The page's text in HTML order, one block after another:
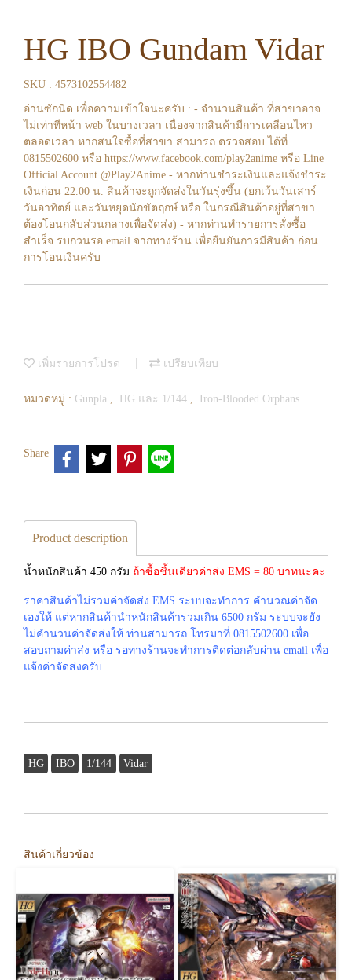
HG IBO Gundam Vidar
SKU : 4573102554482
อ่านซักนิด เพื่อความเข้าใจนะครับ : - จำนวนสินค้า ที่สาขาอาจ
ไม่เท่าทีหน้า web ในบางเวลา เนื่องจากสินค้ามีการเคลือนไหว
ตลอดเวลา หากสนใจซื้อที่สาขา สามารถ ตรวจสอบ ได้ที่
0815502600 หรือ https://www.facebook.com/play2anime หรือ Line
Official Account @Play2Anime - หากท่านชำระเงินและแจ้งชำระ
เงินก่อน 22.00 น. สินค้าจะถูกจัดส่งในวันรุ่งขึ้น (ยกเว้นวันเสาร์
วันอาทิตย์ และวันหยุดนักขัตฤกษ์ หรือ ในกรณีสินค้าอยู่ที่สาขา
ต้องโอนกลับส่วนกลางเพื่อจัดส่ง) - หากท่านทำรายการสั่งซื้อ
สำเร็จ รบกวนรอ email จากทางร้าน เพื่อยืนยันการมีสินค้า ก่อน
การโอนเงินครับ
เพิ่มรายการโปรด เปรียบเทียบ
หมวดหมู่ : Gunpla , HG และ 1/144 , Iron-Blooded Orphans
Share
Product description
น้ำหนักสินค้า 450 กรัม ถ้าซื้อชิ้นเดียวค่าส่ง EMS = 80 บาทนะคะ
ราคาสินค้าไม่รวมค่าจัดส่ง EMS ระบบจะทำการ คำนวณค่าจัด
เองให้ แต่หากสินค้านำหนักสินค้ารวมเกิน 6500 กรัม ระบบจะยัง
ไม่คำนวนค่าจัดส่งให้ ท่านสามารถ โทรมาที่ 0815502600 เพื่อ
สอบถามค่าส่ง หรือ รอทางร้านจะทำการติดต่อกลับผ่าน email เพื่อ
แจ้งค่าจัดส่งครับ
HG IBO 1/144 Vidar
สินค้าเกี่ยวข้อง